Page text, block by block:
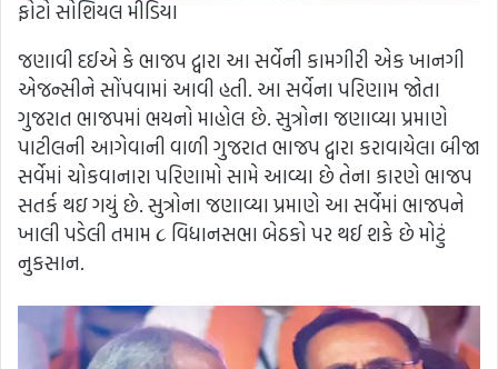
ફોટો સોશિયલ મીડિયા
જણાવી દઈએ કે ભાજપ દ્વારા આ સર્વેની કામગીરી એક ખાનગી
એજન્સીને સોંપવામાં આવી હતી. આ સર્વેના પરિણામ જોતા
ગુજરાત ભાજપમાં ભયનો માહોલ છે. સુત્રોના જણાવ્યા પ્રમાણે
પાટીલની આગેવાની વાળી ગુજરાત ભાજપ દ્વારા કરાવાયેલા બીજા
સર્વેમાં ચોકવાનારા પરિણામો સામે આવ્યા છે તેના કારણે ભાજપ
સતર્ક થઇ ગયું છે. સુત્રોના જણાવ્યા પ્રમાણે આ સર્વેમાં ભાજપને
ખાલી પડેલી તમામ ૮ વિધાનસભા બેઠકો પર થઈ શકે છે મોટું
નુકસાન.